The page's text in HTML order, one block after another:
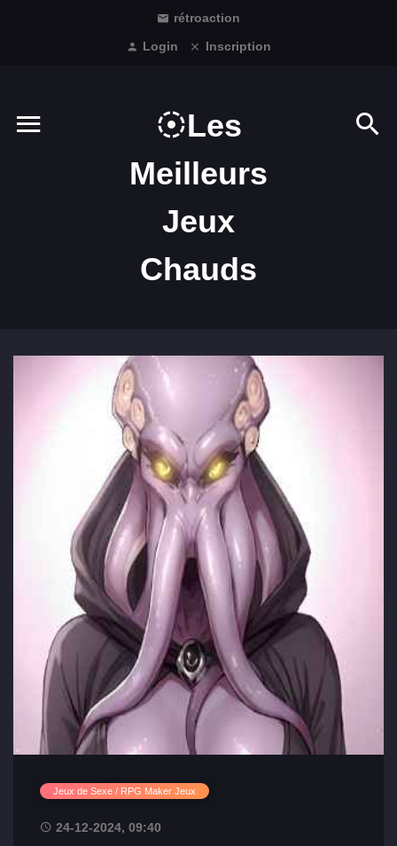
rétroaction
Login
Inscription
Les
Meilleurs
Jeux
Chauds
Jeux de Sexe / RPG Maker Jeux
24-12-2024, 09:40